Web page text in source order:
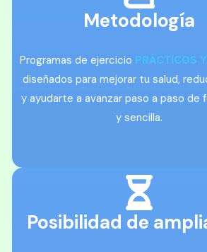
Metodología
Programas de ejercicio PRÁCTICOS
diseñados para mejorar tu salud,
y ayudarte a avanzar paso a paso de
y sencilla.
Posibilidad de